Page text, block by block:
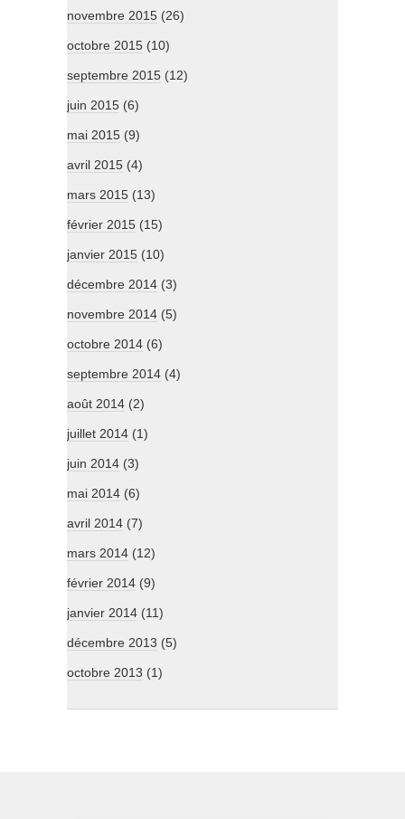
novembre 2015 (26)
octobre 2015 (10)
septembre 2015 (12)
juin 2015 (6)
mai 2015 (9)
avril 2015 (4)
mars 2015 (13)
février 2015 (15)
janvier 2015 (10)
décembre 2014 (3)
novembre 2014 (5)
octobre 2014 (6)
septembre 2014 (4)
août 2014 (2)
juillet 2014 (1)
juin 2014 (3)
mai 2014 (6)
avril 2014 (7)
mars 2014 (12)
février 2014 (9)
janvier 2014 (11)
décembre 2013 (5)
octobre 2013 (1)